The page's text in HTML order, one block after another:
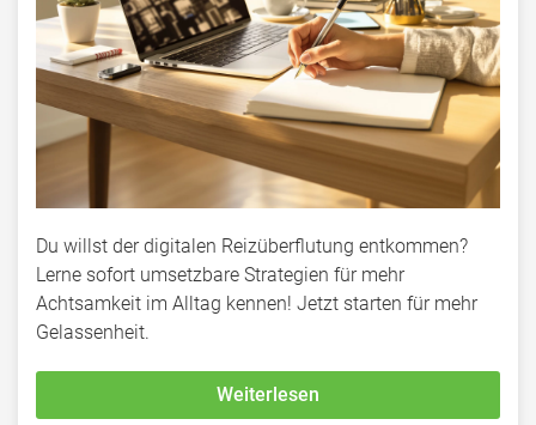
Du willst der digitalen Reizüberflutung entkommen?
Lerne sofort umsetzbare Strategien für mehr
Achtsamkeit im Alltag kennen! Jetzt starten für mehr
Gelassenheit.
Weiterlesen